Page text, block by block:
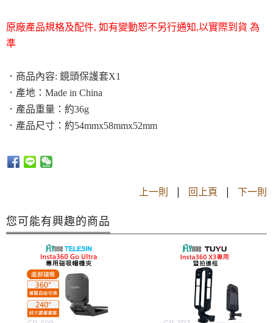
原廠產品規格及配件, 如有變動恕不另行通知,以實際到貨 為
準
．商品內容: 鏡頭保護套X1
． 產地：Made in China
． 產品重量：約36g
． 產品尺寸：約54mmx58mmx52mm
上一則 | 回上頁 | 下一則
您可能有興趣的商品